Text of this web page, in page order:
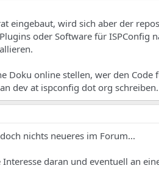
eingebaut, wird sich aber der
oder Software für ISPConfig
Doku online stellen, wer den Code
dev at ispconfig dot org schreiben.
nichts neueres im Forum...
daran und eventuell an